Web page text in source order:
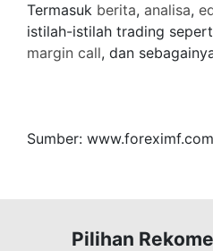
Termasuk berita, analisa,
istilah-istilah trading
margin call, dan
Sumber: www.foreximf.com
Pilihan